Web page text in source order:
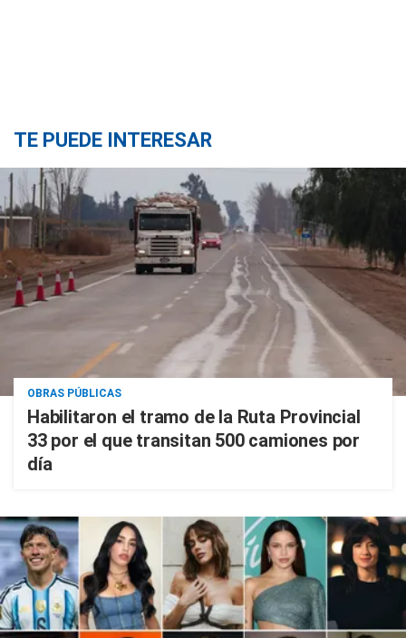
TE PUEDE INTERESAR
OBRAS PÚBLICAS
Habilitaron el tramo de la Ruta Provincial
33 por el que transitan 500 camiones por
día